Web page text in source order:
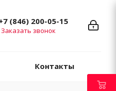
(846) 200-05-15
Заказать звонок
Контакты